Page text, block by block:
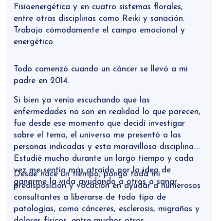
Fisioenergética y en cuatro sistemas florales,
entre otras disciplinas como Reiki y sanación.
Trabajo cómodamente el campo emocional y
energético.
Todo comenzó cuando un cáncer se llevó a mi
padre en 2014.
Si bien ya venía escuchando que las
enfermedades no son en realidad lo que parecen,
fue desde ese momento que decidí investigar
sobre el tema, el universo me presentó a las
personas indicadas y esta maravillosa disciplina.
Estudié mucho durante un largo tiempo y cada
vez me sentía más atraído por la idea de
ganarme la vida ayudando a otros a sanar.
Desde hace un tiempo, pongo toda mi
predisposición y vocación en ayudar a numerosos
consultantes a liberarse de todo tipo de
patologías, como cánceres, esclerosis, migrañas y